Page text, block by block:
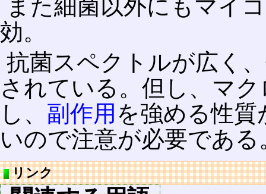
また細菌以外にもマイ
効。
抗菌スペクトルが広く
されている。但し、マ
し、 副作用 を強める性
いので注意が必要である
リンク